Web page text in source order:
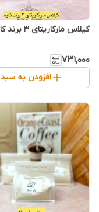
گیلاس مارگاریتای ۳ برند کاوه
۷۳۱٬۰۰۰
افزودن به سبد